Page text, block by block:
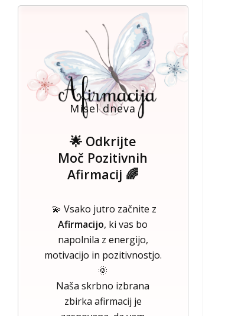
Misel dneva
🌟 Odkrijte
Moč Pozitivnih
Afirmacij 🌈
💫 Vsako jutro začnite z
Afirmacijo, ki vas bo
napolnila z energijo,
motivacijo in pozitivnostjo.
🌞
Naša skrbno izbrana
zbirka afirmacij je